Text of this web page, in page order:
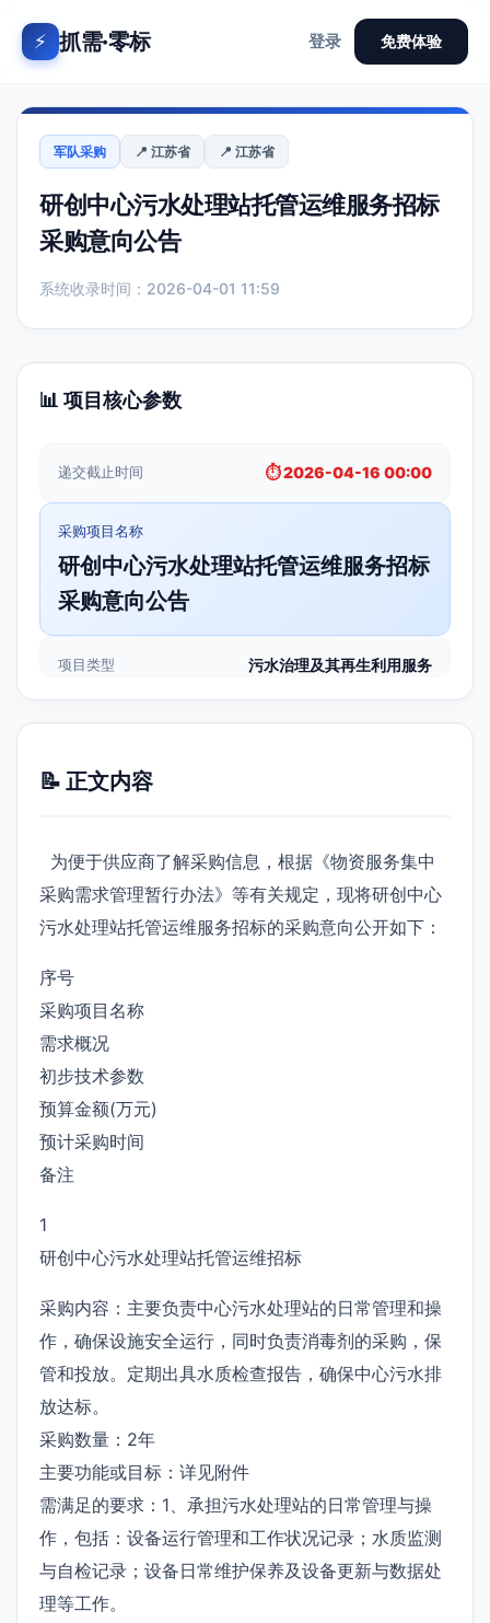
⚡ 抓需·零标 登录 免费体验
军队采购 📍 江苏省 📍 江苏省
研创中心污水处理站托管运维服务招标
采购意向公告
系统收录时间：2026-04-01 11:59
📊 项目核心参数
递交截止时间 ⏱️ 2026-04-16 00:00
采购项目名称
研创中心污水处理站托管运维服务招标
采购意向公告
项目类型 污水治理及其再生利用服务
📝 正文内容
为便于供应商了解采购信息，根据《物资服务集中
采购需求管理暂行办法》等有关规定，现将研创中心
污水处理站托管运维服务招标的采购意向公开如下：
序号
采购项目名称
需求概况
初步技术参数
预算金额(万元)
预计采购时间
备注
1
研创中心污水处理站托管运维招标
采购内容：主要负责中心污水处理站的日常管理和操
作，确保设施安全运行，同时负责消毒剂的采购，保
管和投放。定期出具水质检查报告，确保中心污水排
放达标。
采购数量：2年
主要功能或目标：详见附件
需满足的要求：1、承担污水处理站的日常管理与操
作，包括：设备运行管理和工作状况记录；水质监测
与自检记录；设备日常维护保养及设备更新与数据处
理等工作。